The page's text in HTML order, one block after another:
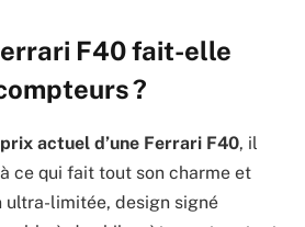
F40 fait-elle
?
prix actuel d’une Ferrari F40, il
ce qui fait tout son charme et
ultra-limitée, design signé